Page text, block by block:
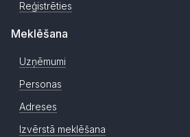
Reģistrēties
Meklēšana
Uzņēmumi
Personas
Adreses
Izvērstā meklēšana